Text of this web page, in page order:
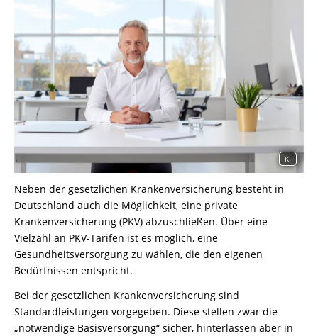
KI
Neben der gesetzlichen Krankenversicherung besteht in
Deutschland auch die Möglichkeit, eine private
Krankenversicherung (PKV) abzuschließen. Über eine
Vielzahl an PKV-Tarifen ist es möglich, eine
Gesundheitsversorgung zu wählen, die den eigenen
Bedürfnissen entspricht.
Bei der gesetzlichen Krankenversicherung sind
Standardleistungen vorgegeben. Diese stellen zwar die
„notwendige Basisversorgung“ sicher, hinterlassen aber in